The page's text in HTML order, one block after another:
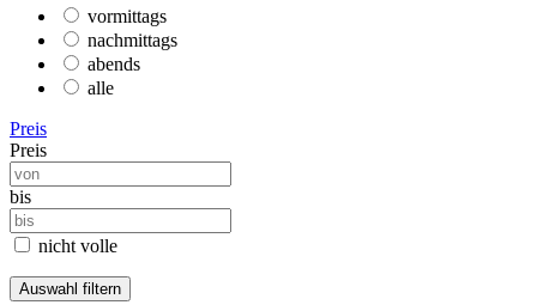
vormittags
nachmittags
abends
alle
Preis
Preis
bis
nicht volle